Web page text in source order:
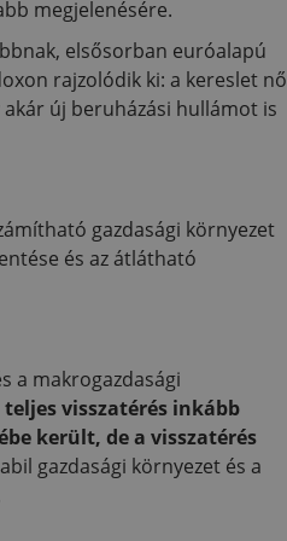
megjelenésére.
elsősorban euróalapú
rajzolódik ki: a kereslet nő
akár új beruházási hullámot is
gazdasági környezet
és az átlátható
a makrogazdasági
teljes visszatérés inkább
került, de a visszatérés
gazdasági környezet és a